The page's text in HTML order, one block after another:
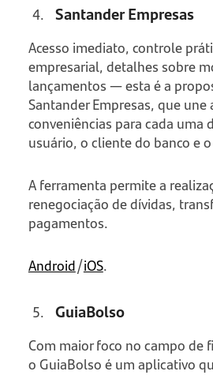
Santander Empresas
Acesso imediato, controle
empresarial, detalhes sobre
lançamentos — esta é a
Santander Empresas, que une
conveniências para cada uma
usuário, o cliente do banco e
A ferramenta permite a
renegociação de dívidas,
pagamentos.
Android/iOS.
GuiaBolso
Com maior foco no campo de
o GuiaBolso é um aplicativo